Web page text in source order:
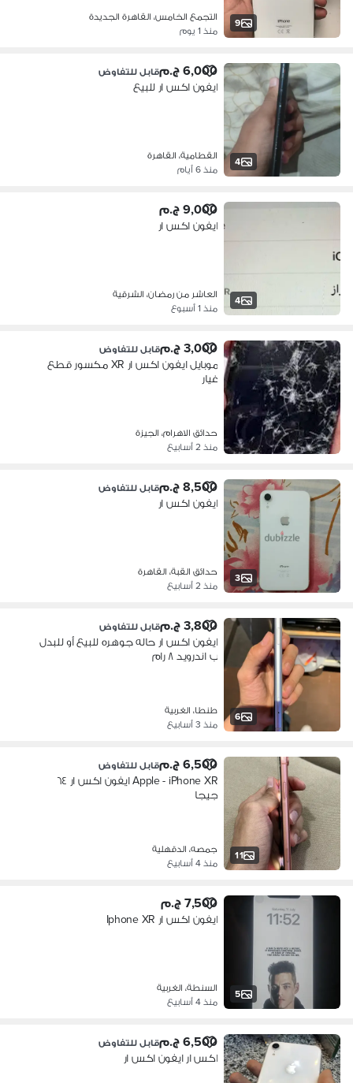
9
التجمع الخامس، القاهرة الجديدة
منذ 1 يوم
4
6,000 ج.م قابل للتفاوض
ايفون اكس ار للبيع
القطامية، القاهرة
منذ 6 أيام
4
9,000 ج.م
ايفون اكس ار
العاشر من رمضان، الشرقية
منذ 1 أسبوع
3,000 ج.م قابل للتفاوض
موبايل ايفون اكس ار XR مكسور قطع
غيار
حدائق الاهرام، الجيزة
منذ 2 أسابيع
3
8,500 ج.م قابل للتفاوض
ايفون اكس ار
حدائق القبة، القاهرة
منذ 2 أسابيع
6
3,800 ج.م قابل للتفاوض
ايفون اكس ار حاله جوهره للبيع أو للبدل
ب اندرويد ٨ رام
طنطا، الغربية
منذ 3 أسابيع
11
6,500 ج.م قابل للتفاوض
Apple - iPhone XR ايفون اكس ار ٦٤
جيجا
جمصه، الدقهلية
منذ 4 أسابيع
5
7,500 ج.م
ايفون اكس ار Iphone XR
السنطة، الغربية
منذ 4 أسابيع
6,500 ج.م قابل للتفاوض
اكس ار ايفون اكس ار